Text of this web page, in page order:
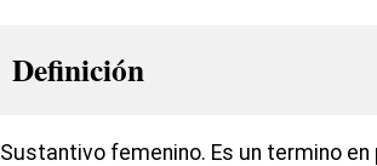
Definición
Sustantivo femenino. Es un termino